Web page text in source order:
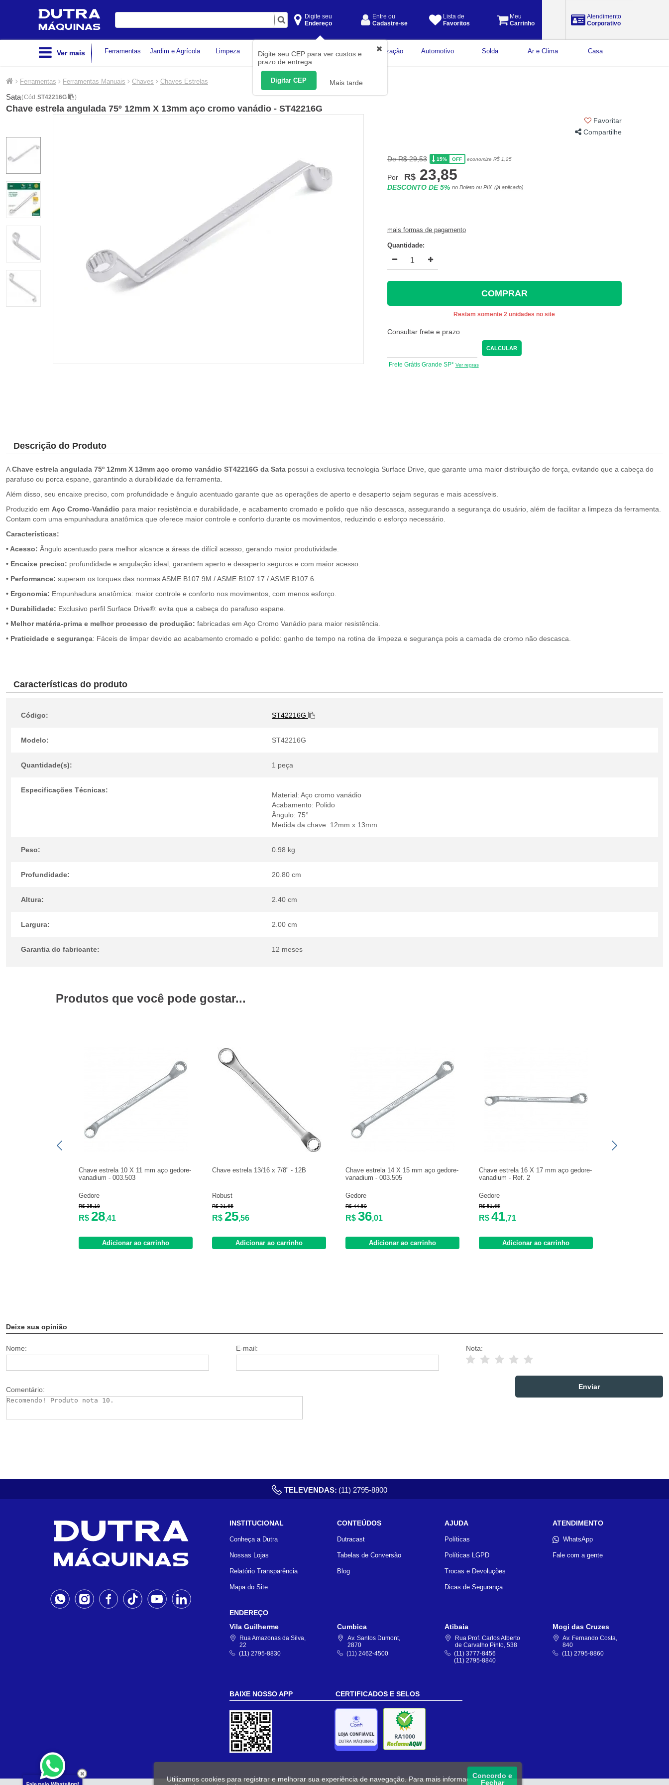
Digite
Digite seu
Endereço
Digite seu CEP para ver custos e
prazo de entrega.
Digitar CEP Mais tarde
Entre ou
Cadastre-se
Lista de
Favoritos
Meu
Carrinho
Atendimento
Corporativo
Ver mais Ferramentas Jardim e Agrícola Limpeza Construção Civil
Medição
Organização Automotivo Solda Ar e Clima Casa
Ferramentas Ferramentas Manuais Chaves Chaves Estrelas
Sata(Cód. ST42216G )
Chave estrela angulada 75º 12mm X 13mm aço cromo vanádio - ST42216G
Favoritar
Compartilhe
De R$ 29,53 15% OFF economize R$ 1,25
Por R$ 23,85
DESCONTO DE 5% no Boleto ou PIX (já aplicado)
mais formas de pagamento
Quantidade:
COMPRAR
Restam somente 2 unidades no site
Consultar frete e prazo
CALCULAR
Frete Grátis Grande SP* Ver regras
Descrição do Produto
AChave estrela angulada 75º 12mm X 13mm aço cromo vanádio ST42216G da Sata possui a exclusiva tecnologia Surface Drive, que garante uma maior distribuição de força, evitando que a cabeça do
parafuso ou porca espane, garantindo a durabilidade da ferramenta.
Além disso, seu encaixe preciso, com profundidade e ângulo acentuado garante que as operações de aperto e desaperto sejam seguras e mais acessíveis.
Produzido em Aço Cromo-Vanádio para maior resistência e durabilidade, e acabamento cromado e polido que não descasca, assegurando a segurança do usuário, além de facilitar a limpeza da ferramenta.
Contam com uma empunhadura anatômica que oferece maior controle e conforto durante os movimentos, reduzindo o esforço necessário.
Características:
• Acesso: ngulo acentuado para melhor alcance a áreas de difícil acesso, gerando maior produtividade.
• Encaixe preciso: profundidade e angulação ideal, garantem aperto e desaperto seguros e com maior acesso.
• Performance: superam os torques das normas ASME B107.9M / ASME B107.17 / ASME B107.6.
• Ergonomia: Empunhadura anatômica: maior controle e conforto nos movimentos, com menos esforço.
• Durabilidade: Exclusivo perfil Surface Drive®: evita que a cabeça do parafuso espane.
• Melhor matéria-prima e melhor processo de produção: fabricadas em Aço Cromo Vanádio para maior resistência.
• Praticidade e segurança: Fáceis de limpar devido ao acabamento cromado e polido: ganho de tempo na rotina de limpeza e segurança pois a camada de cromo não descasca.
Características do produto
Código: ST42216G
Modelo: ST42216G
Quantidade(s): 1 peça
Especificações Técnicas:
Material: Aço cromo vanádio
Acabamento: Polido
ngulo: 75
Medida da chave: 12mm x 13mm.
Peso: 0.98 kg
Profundidade: 20.80 cm
Altura: 2.40 cm
Largura: 2.00 cm
Garantia do fabricante: 12 meses
Produtos que você pode gostar...
Chave estrela 10 X 11 mm aço gedore-
vanadium - 003.503
Gedore
R$ 35,18
R$ 28,41
Adicionar ao carrinho
Chave estrela 13/16 x 7/8" - 12B
Robust
R$ 31,65
R$ 25,56
Adicionar ao carrinho
Chave estrela 14 X 15 mm aço gedore-
vanadium - 003.505
Gedore
R$ 44,59
R$ 36,01
Adicionar ao carrinho
Chave estrela 16 X 17 mm aço gedore-
vanadium - Ref. 2
Gedore
R$ 51,65
R$ 41,71
Adicionar ao carrinho
Deixe sua opinião
Nome: E-mail: Nota:
Comentário:
TELEVENDAS: (11) 2795-8800
INSTITUCIONAL
Conheça a Dutra
Nossas Lojas
Relatório Transparência
Mapa do Site
CONTEÚDOS
Dutracast
Tabelas de Conversão
Blog
AJUDA
Políticas
Políticas LGPD
Trocas e Devoluções
Dicas de Segurança
ATENDIMENTO
WhatsApp
Fale com a gente
ENDEREÇO
Vila Guilherme
Rua Amazonas da Silva,
22
(11) 2795-8830
Cumbica
Av. Santos Dumont,
2870
(11) 2462-4500
Atibaia
Rua Prof. Carlos Alberto
de Carvalho Pinto, 538
(11) 3777-8456
(11) 2795-8840
Mogi das Cruzes
Av. Fernando Costa,
840
(11) 2795-8860
BAIXE NOSSO APP CERTIFICADOS E SELOS
Utilizamos cookies para registrar e melhorar sua experiência de navegação. Para mais informações, acesse
Concordo e
Fechar